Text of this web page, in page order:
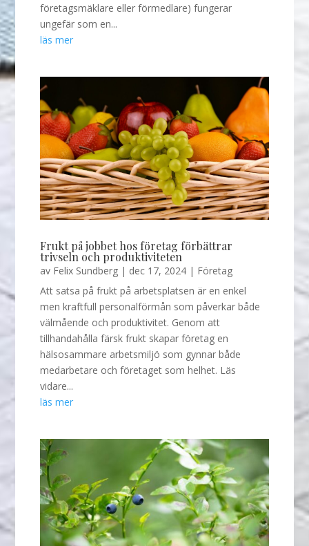
företagsmäklare eller förmedlare) fungerar
ungefär som en...
läs mer
Frukt på jobbet hos företag förbättrar
trivseln och produktiviteten
av Felix Sundberg | dec 17, 2024 | Företag
Att satsa på frukt på arbetsplatsen är en enkel
men kraftfull personalförmån som påverkar både
välmående och produktivitet. Genom att
tillhandahålla färsk frukt skapar företag en
hälsosammare arbetsmiljö som gynnar både
medarbetare och företaget som helhet. Läs
vidare...
läs mer